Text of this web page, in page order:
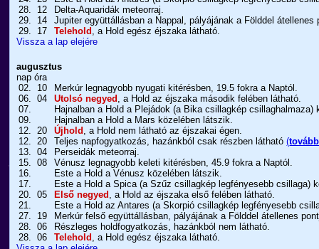
28.
12
Delta-Aquaridák meteorraj.
29.
14
Jupiter együttállásban a Nappal, pályájának a Földdel átellenes
29.
17 Telehold , a Hold egész éjszaka látható.
Vissza a lap elejére
augusztus
nap óra
02.
10
Merkúr legnagyobb nyugati kitérésben, 19.5 fokra a Naptól.
06.
04 Utolsó negyed , a Hold az éjszaka második felében látható.
07.
Hajnalban a Hold a Plejádok (a Bika csillagkép csillaghalmaza)
09.
Hajnalban a Hold a Mars közelében látszik.
12.
20 Újhold , a Hold nem látható az éjszakai égen.
12.
20 Teljes napfogyatkozás, hazánkból csak részben látható(
13.
04
Perseidák meteorraj.
15.
08
Vénusz legnagyobb keleti kitérésben, 45.9 fokra a Naptól.
16.
Este a Hold a Vénusz közelében látszik.
17.
Este a Hold a Spica (a Szűz csillagkép legfényesebb csillaga)
20.
05 Első negyed , a Hold az éjszaka első felében látható.
21.
Este a Hold az Antares (a Skorpió csillagkép legfényesebb
27.
19
Merkúr felső együttállásban, pályájának a Földdel átellenes
28.
06
Részleges holdfogyatkozás, hazánkból nem látható.
28.
06 Telehold , a Hold egész éjszaka látható.